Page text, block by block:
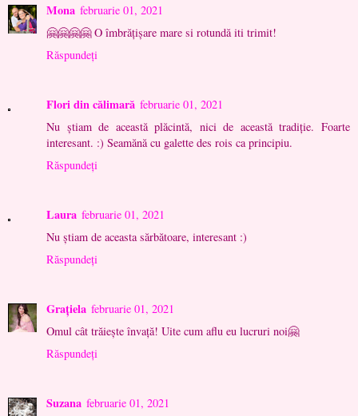
Mona februarie 01, 2021
🤗🤗🤗🤗 O îmbrățișare mare si rotundă iti trimit!
Răspundeți
Flori din călimară februarie 01, 2021
Nu știam de această plăcintă, nici de această tradiție. Foarte
interesant. :) Seamănă cu galette des rois ca principiu.
Răspundeți
Laura februarie 01, 2021
Nu știam de aceasta sărbătoare, interesant :)
Răspundeți
Grațiela februarie 01, 2021
Omul cât trăiește învață! Uite cum aflu eu lucruri noi🤗
Răspundeți
Suzana februarie 01, 2021